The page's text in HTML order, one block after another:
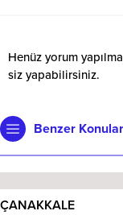
Henüz yorum
siz yapabilirsiniz.
Benzer Konular
ÇANAKKALE